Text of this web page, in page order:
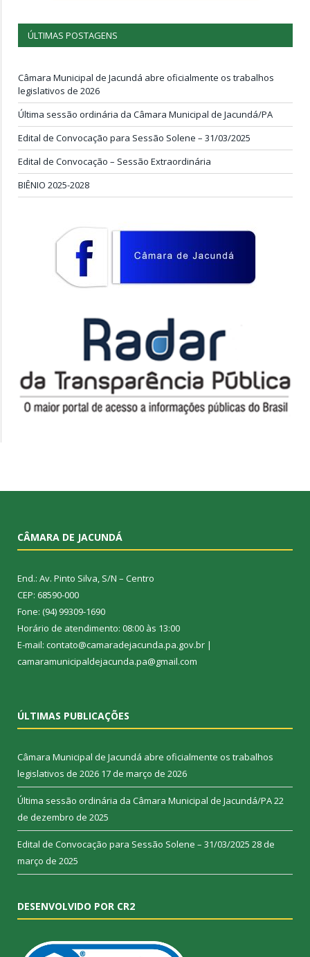
ÚLTIMAS POSTAGENS
Câmara Municipal de Jacundá abre oficialmente os trabalhos
legislativos de 2026
Última sessão ordinária da Câmara Municipal de Jacundá/PA
Edital de Convocação para Sessão Solene – 31/03/2025
Edital de Convocação – Sessão Extraordinária
BIÊNIO 2025-2028
CÂMARA DE JACUNDÁ
End.: Av. Pinto Silva, S/N – Centro
CEP: 68590-000
Fone: (94) 99309-1690
Horário de atendimento: 08:00 às 13:00
E-mail: contato@camaradejacunda.pa.gov.br |
camaramunicipaldejacunda.pa@gmail.com
ÚLTIMAS PUBLICAÇÕES
Câmara Municipal de Jacundá abre oficialmente os trabalhos
legislativos de 2026 17 de março de 2026
Última sessão ordinária da Câmara Municipal de Jacundá/PA22
de dezembro de 2025
Edital de Convocação para Sessão Solene – 31/03/2025 28 de
março de 2025
DESENVOLVIDO POR CR2